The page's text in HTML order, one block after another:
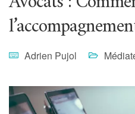
Adrien Pujol